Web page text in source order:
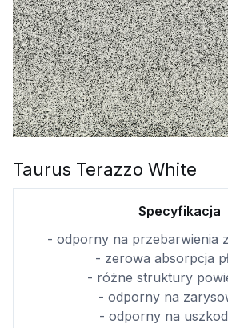
Taurus Terazzo White
Specyfikacja
- odporny na przebarwienia
- zerowa absorpcja
- różne struktury
- odporny na
- odporny na